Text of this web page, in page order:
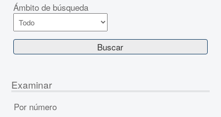
Ámbito de búsqueda
Examinar
Por número